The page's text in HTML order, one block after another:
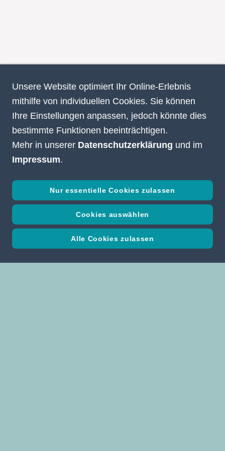
Unsere Website optimiert Ihr Online-Erlebnis
mithilfe von individuellen Cookies. Sie können
Ihre Einstellungen anpassen, jedoch könnte dies
bestimmte Funktionen beeinträchtigen.
Mehr in unserer Datenschutzerklärung und im
Impressum.
Nur essentielle Cookies zulassen
Cookies auswählen
Alle Cookies zulassen